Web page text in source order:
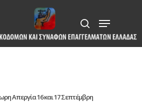
search
Menu
Απεργία 16 και 17 Σεπτέμβρη